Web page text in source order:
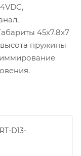
45x7.8x7
пружины
D13-